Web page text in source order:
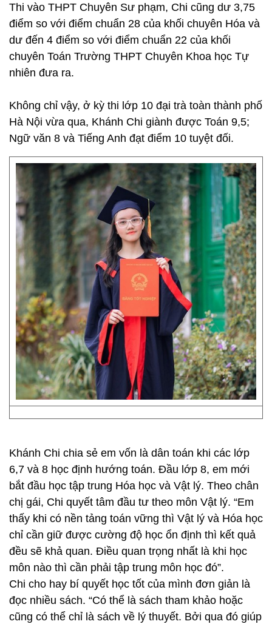
Thi vào THPT Chuyên Sư phạm, Chi cũng dư 3,75
điểm so với điểm chuẩn 28 của khối chuyên Hóa và
dư đến 4 điểm so với điểm chuẩn 22 của khối
chuyên Toán Trường THPT Chuyên Khoa học Tự
nhiên đưa ra.
Không chỉ vậy, ở kỳ thi lớp 10 đại trà toàn thành phố
Hà Nội vừa qua, Khánh Chi giành được Toán 9,5;
Ngữ văn 8 và Tiếng Anh đạt điểm 10 tuyệt đối.
Khánh Chi chia sẻ em vốn là dân toán khi các lớp
6,7 và 8 học định hướng toán. Đầu lớp 8, em mới
bắt đầu học tập trung Hóa học và Vật lý. Theo chân
chị gái, Chi quyết tâm đầu tư theo môn Vật lý. “Em
thấy khi có nền tảng toán vững thì Vật lý và Hóa học
chỉ cần giữ được cường độ học ổn định thì kết quả
đều sẽ khả quan. Điều quan trọng nhất là khi học
môn nào thì cần phải tập trung môn học đó”.
Chi cho hay bí quyết học tốt của mình đơn giản là
đọc nhiều sách. “Có thể là sách tham khảo hoặc
cũng có thể chỉ là sách về lý thuyết. Bởi qua đó giúp